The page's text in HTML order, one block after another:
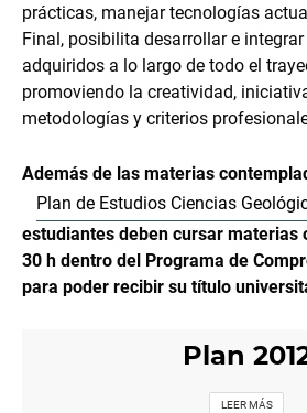
prácticas, manejar tecnologías
Final, posibilita desarrollar e
adquiridos a lo largo de todo el
promoviendo la creatividad,
metodologías y criterios
Además de las materias
Plan de Estudios Ciencias
estudiantes deben cursar materias
30 h dentro del Programa de
para poder recibir su título
Plan
LEER MÁS